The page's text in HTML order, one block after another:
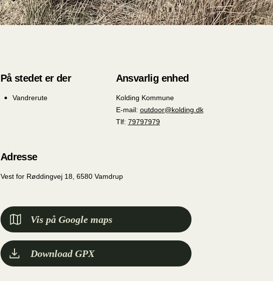
På stedet er der
Vandrerute
Ansvarlig enhed
Kolding Kommune
E-mail: outdoor@kolding.dk
Tlf: 79797979
Adresse
Vest for Røddingvej 18, 6580 Vamdrup
Vis på Google maps
Download GPX